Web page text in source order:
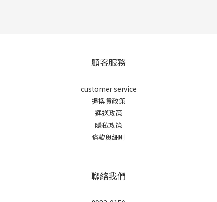
顧客服務
customer service
退換貨政策
運送政策
隱私政策
條款與細則
聯絡我們